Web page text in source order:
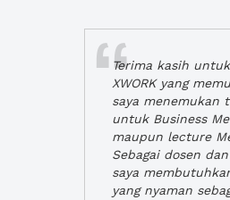
Terima kasih
XWORK yang
saya menemukan
untuk Business
maupun lecture
Sebagai dosen
saya
yang nyaman